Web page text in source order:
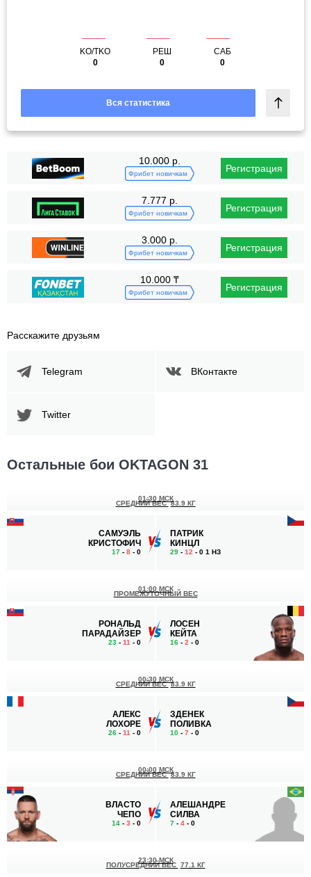
KO/TKO
0
РЕШ
0
САБ
0
Вся статистика
10.000 р.
Фрибет новичкам Регистрация
7.777 р.
Фрибет новичкам Регистрация
3.000 р.
Фрибет новичкам Регистрация
10.000 ₸
Фрибет новичкам Регистрация
Расскажите друзьям
Telegram ВКонтакте
Twitter
Остальные бои OKTAGON 31
САМУЭЛЬ
КРИСТОФИЧ
17 - 8 - 0
01:30 МСК
СРЕДНИЙ ВЕС 83.9 КГ
ПАТРИК
КИНЦЛ
29 - 12 - 0 1 НЗ
РОНАЛЬД
ПАРАДАЙЗЕР
23 - 11 - 0
01:00 МСК
ПРОМЕЖУТОЧНЫЙ ВЕС
ЛОСЕН
КЕЙТА
16 - 2 - 0
АЛЕКС
ЛОХОРЕ
26 - 11 - 0
00:30 МСК
СРЕДНИЙ ВЕС 83.9 КГ
ЗДЕНЕК
ПОЛИВКА
10 - 7 - 0
ВЛАСТО
ЧЕПО
14 - 3 - 0
00:00 МСК
СРЕДНИЙ ВЕС 83.9 КГ
АЛЕШАНДРЕ
СИЛВА
7 - 4 - 0
23:30 МСК
ПОЛУСРЕДНИЙ ВЕС 77.1 КГ